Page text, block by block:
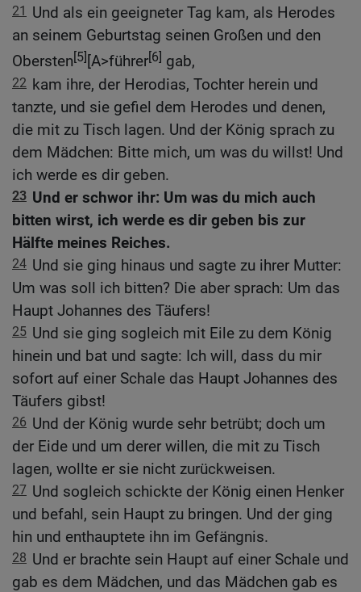
21
Und als ein geeigneter Tag kam, als Herodes
an seinem Geburtstag seinen Großen und den
Obersten[5] [A>führer[6] gab,
22 kam ihre, der Herodias, Tochter herein und
tanzte, und sie gefiel dem Herodes und denen,
die mit zu Tisch lagen. Und der König sprach zu
dem Mädchen: Bitte mich, um was du willst! Und
ich werde es dir geben.
23 Und er schwor ihr: Um was du mich auch
bitten wirst, ich werde es dir geben bis zur
Hälfte meines Reiches.
24 Und sie ging hinaus und sagte zu ihrer Mutter:
Um was soll ich bitten? Die aber sprach: Um das
Haupt Johannes des Täufers!
25 Und sie ging sogleich mit Eile zu dem König
hinein und bat und sagte: Ich will, dass du mir
sofort auf einer Schale das Haupt Johannes des
Täufers gibst!
26 Und der König wurde sehr betrübt; doch um
der Eide und um derer willen, die mit zu Tisch
lagen, wollte er sie nicht zurückweisen.
27 Und sogleich schickte der König einen Henker
und befahl, sein Haupt zu bringen. Und der ging
hin und enthauptete ihn im Gefängnis.
28 Und er brachte sein Haupt auf einer Schale und
gab es dem Mädchen, und das Mädchen gab es